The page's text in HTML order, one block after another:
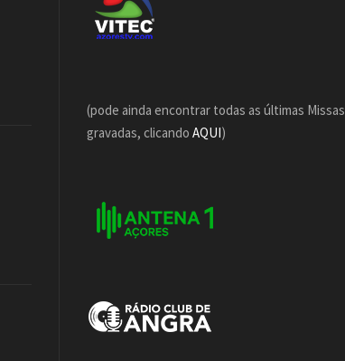
(pode ainda encontrar todas as últimas Missas
gravadas, clicandoAQUI)